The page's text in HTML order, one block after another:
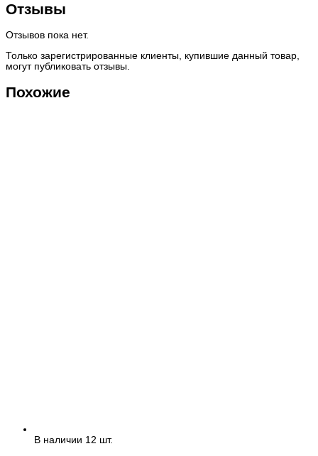
Отзывы
Отзывов пока нет.
Только зарегистрированные клиенты, купившие данный товар,
могут публиковать отзывы.
Похожие
В наличии 12 шт.